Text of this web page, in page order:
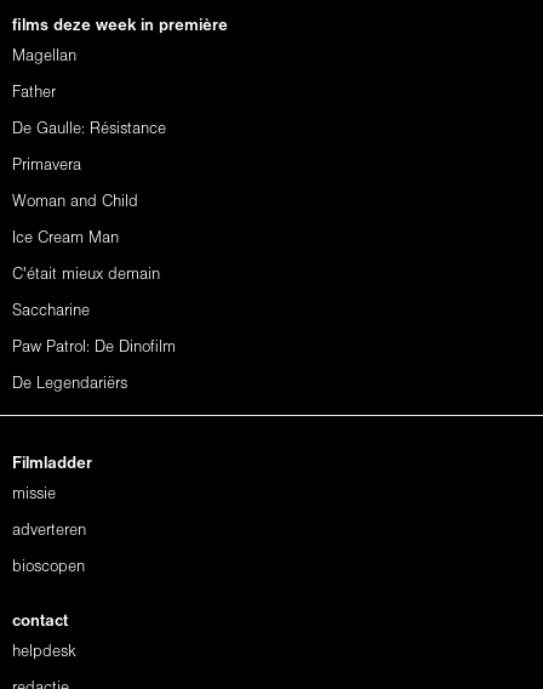
films deze week in première
Magellan
Father
De Gaulle: Résistance
Primavera
Woman and Child
Ice Cream Man
C'était mieux demain
Saccharine
Paw Patrol: De Dinofilm
De Legendariërs
Filmladder
missie
adverteren
bioscopen
contact
helpdesk